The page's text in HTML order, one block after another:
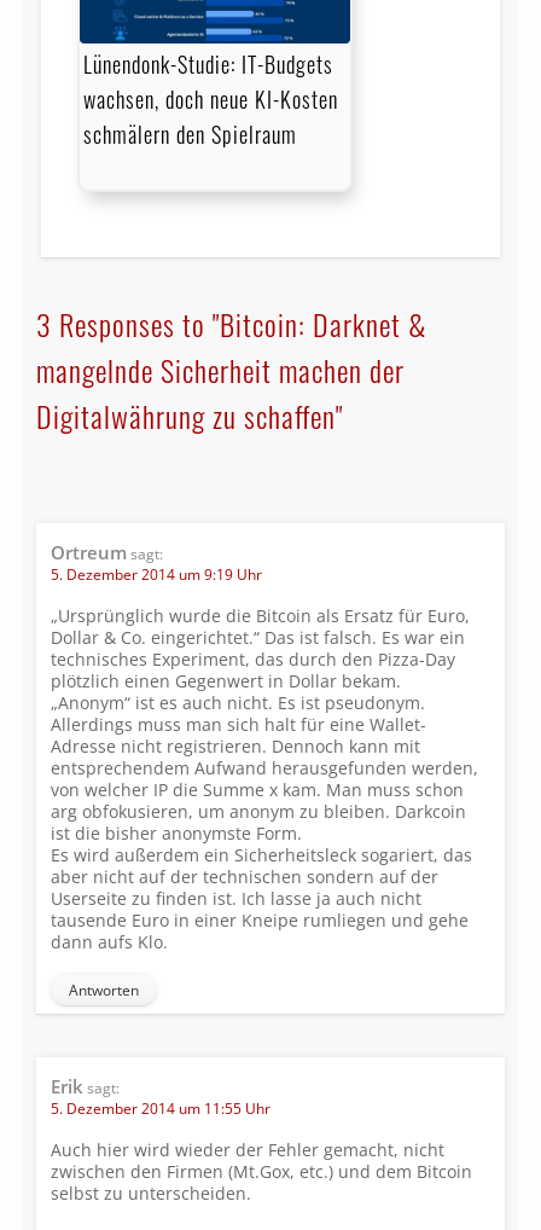
Lünendonk-Studie: IT-Budgets
wachsen, doch neue KI-Kosten
schmälern den Spielraum
3 Responses to "Bitcoin: Darknet &
mangelnde Sicherheit machen der
Digitalwährung zu schaffen"
Ortreum sagt:
5. Dezember 2014 um 9:19 Uhr
„Ursprüng­lich wurde die Bit­coin als Ersatz für Euro,
Dol­lar & Co. ein­ge­rich­tet.“ Das ist falsch. Es war ein
technisches Experiment, das durch den Pizza-Day
plötzlich einen Gegenwert in Dollar bekam.
„Anonym“ ist es auch nicht. Es ist pseudonym.
Allerdings muss man sich halt für eine Wallet-
Adresse nicht registrieren. Dennoch kann mit
entsprechendem Aufwand herausgefunden werden,
von welcher IP die Summe x kam. Man muss schon
arg obfokusieren, um anonym zu bleiben. Darkcoin
ist die bisher anonymste Form.
Es wird außerdem ein Sicherheitsleck sogariert, das
aber nicht auf der technischen sondern auf der
Userseite zu finden ist. Ich lasse ja auch nicht
tausende Euro in einer Kneipe rumliegen und gehe
dann aufs Klo.
Antworten
Erik sagt:
5. Dezember 2014 um 11:55 Uhr
Auch hier wird wieder der Fehler gemacht, nicht
zwischen den Firmen (Mt.Gox, etc.) und dem Bitcoin
selbst zu unterscheiden.